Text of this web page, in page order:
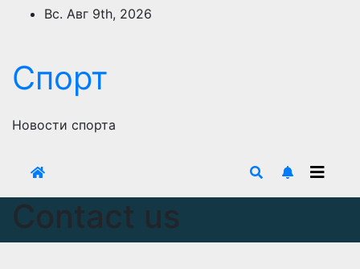
ПерейтиВс. Авг 9th, 2026
Спорт
Новости спорта
Contact us